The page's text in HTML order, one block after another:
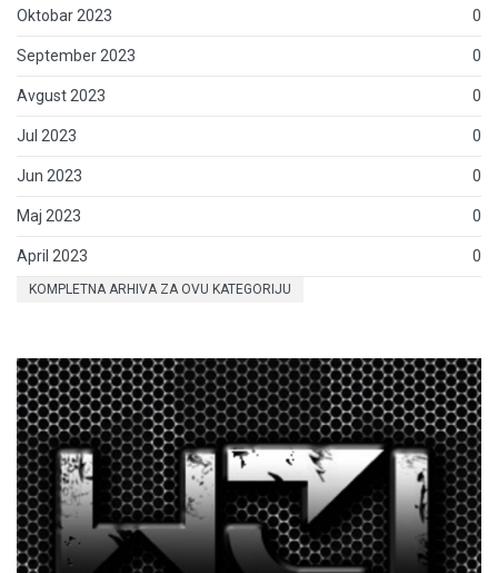
Oktobar 2023 0
September 2023 0
Avgust 2023 0
Jul 2023 0
Jun 2023 0
Maj 2023 0
April 2023 0
KOMPLETNA ARHIVA ZA OVU KATEGORIJU